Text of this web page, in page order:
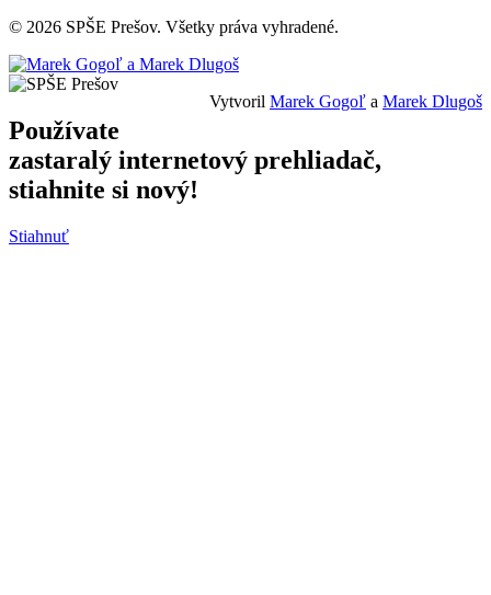
© 2026 SPŠE Prešov. Všetky práva vyhradené.
Vytvoril Marek Gogoľ a Marek Dlugoš
Používate
zastaralý internetový prehliadač,
stiahnite si nový!
Stiahnuť